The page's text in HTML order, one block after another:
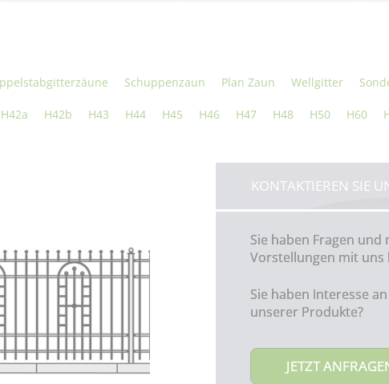
Schuppenzaun Plan Zaun Wellgitter
H42a H42b H43 H44 H45 H46 H47 H48 H50 H60
KONTAKTIEREN SIE
Sie haben Fragen und
Vorstellungen mit uns
Sie haben Interesse
unserer Produkte?
JETZT